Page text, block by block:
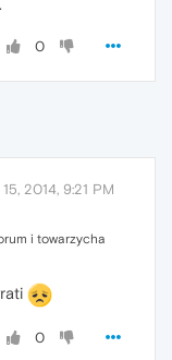
0
2014, 9:21 PM
i towarzycha
0